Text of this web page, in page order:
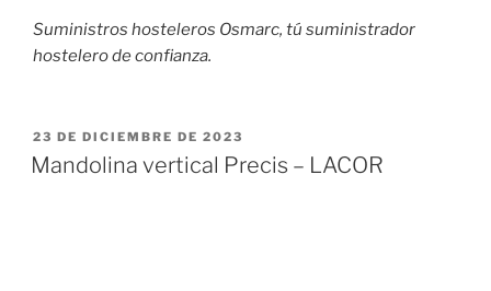
Suministros hosteleros Osmarc, tú suministrador
hostelero de confianza.
PUBLICADO
EL
23 DE DICIEMBRE DE 2023
Mandolina vertical Precis – LACOR